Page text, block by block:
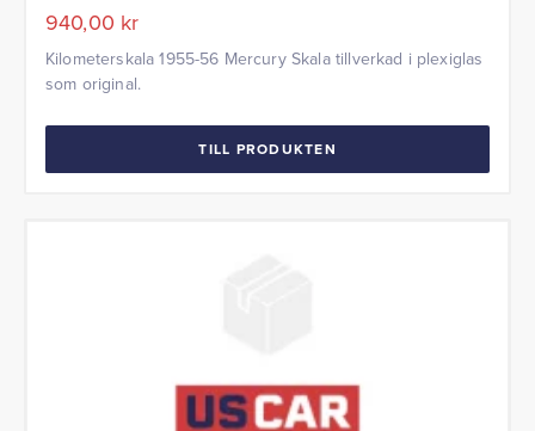
940,00 kr
Kilometerskala 1955-56 Mercury Skala tillverkad i plexiglas
som original.
TILL PRODUKTEN